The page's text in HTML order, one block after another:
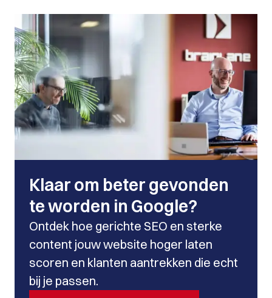
Klaar om beter gevonden
te worden in Google?
Ontdek hoe gerichte SEO en sterke
content jouw website hoger laten
scoren en klanten aantrekken die echt
bij je passen.